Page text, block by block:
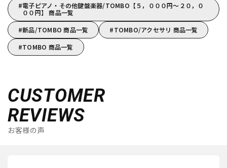
電子ピアノ・その他鍵盤楽器/TOMBO【５，０００円～２０，０
００円】 商品一覧
新品/TOMBO 商品一覧
TOMBO/アクセサリ 商品一覧
TOMBO 商品一覧
CUSTOMER
REVIEWS
お客様の声